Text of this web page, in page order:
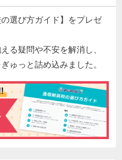
選び方ガイド】をプレゼ
る疑問や不安を解消し、
ゅっと詰め込みました。